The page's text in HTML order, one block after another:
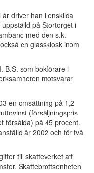
driver han i enskilda
uppställd på Stortorget i
med den s.k.
en glasskiosk inom
B.S. som bokförare i
motsvarar
en omsättning på 1,2
(försäljningspris
försålda) på 45 procent.
år 2002 och för två
till skatteverket att
Skattebrottsenheten